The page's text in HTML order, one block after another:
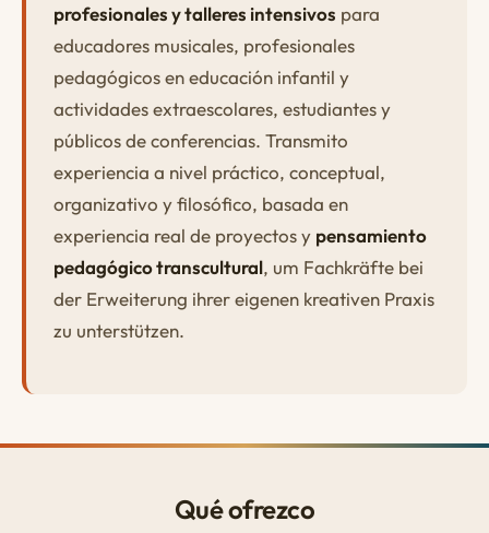
profesionales y talleres intensivos para
educadores musicales, profesionales
pedagógicos en educación infantil y
actividades extraescolares, estudiantes y
públicos de conferencias. Transmito
experiencia a nivel práctico, conceptual,
organizativo y filosófico, basada en
experiencia real de proyectos y pensamiento
pedagógico transcultural, um Fachkräfte bei
der Erweiterung ihrer eigenen kreativen Praxis
zu unterstützen.
Qué ofrezco